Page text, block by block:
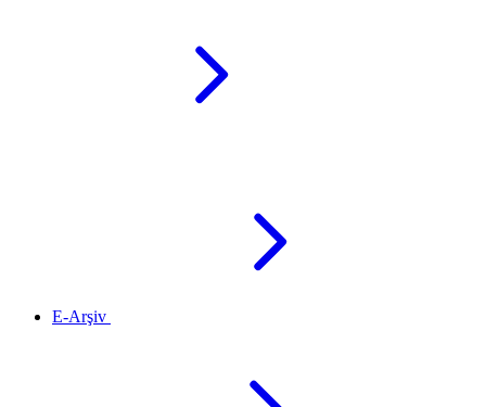
E-Arşiv